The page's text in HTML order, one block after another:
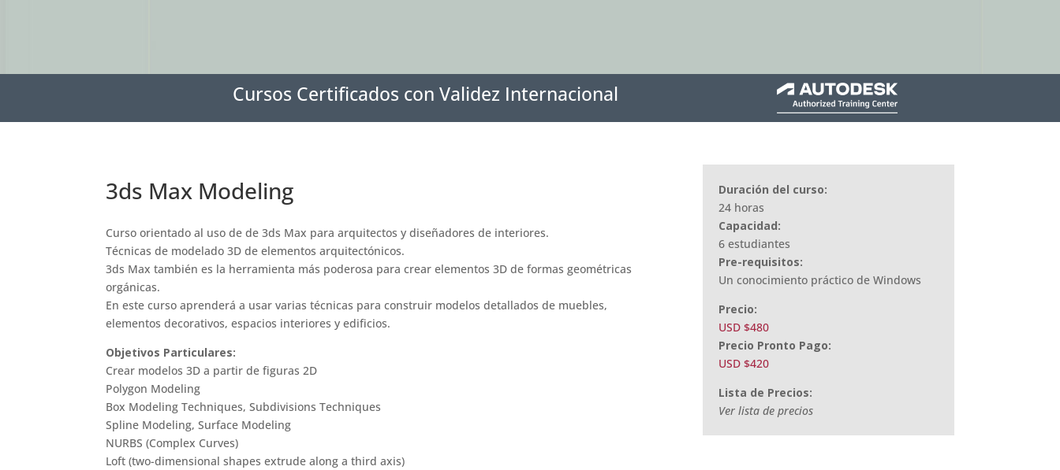
Cursos Certificados con Validez Internacional
3ds Max Modeling
Curso orientado al uso de de 3ds Max para arquitectos y diseñadores de interiores.
Técnicas de modelado 3D de elementos arquitectónicos.
3ds Max también es la herramienta más poderosa para crear elementos 3D de formas geométricas
orgánicas.
En este curso aprenderá a usar varias técnicas para construir modelos detallados de muebles,
elementos decorativos, espacios interiores y edificios.
Objetivos Particulares:
Crear modelos 3D a partir de figuras 2D
Polygon Modeling
Box Modeling Techniques, Subdivisions Techniques
Spline Modeling, Surface Modeling
NURBS (Complex Curves)
Loft (two-dimensional shapes extrude along a third axis)
Duración del curso:
24 horas
Capacidad:
6 estudiantes
Pre-requisitos:
Un conocimiento práctico de Windows
Precio:
USD $480
Precio Pronto Pago:
USD $420
Lista de Precios:
Ver lista de precios